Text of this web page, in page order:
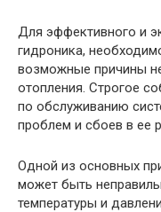
Для эффективного и
гидроника,
возможные причины
отопления. Строгое
по обслуживанию
проблем и сбоев в ее
Одной из основных
может быть
температуры и